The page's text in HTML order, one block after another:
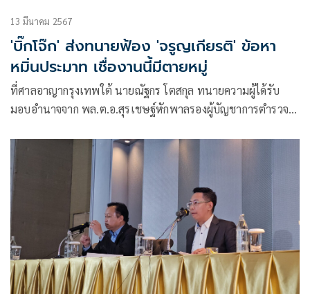
13 มีนาคม 2567
'บิ๊กโจ๊ก' ส่งทนายฟ้อง 'จรูญเกียรติ' ข้อหา
หมิ่นประมาท เชื่องานนี้มีตายหมู่
ที่ศาลอาญากรุงเทพใต้ นายณัฐกร โตสกุล ทนายความผู้ได้รับ
มอบอำนาจจาก พล.ต.อ.สุรเชษฐ์หักพาลรองผู้บัญชาการตำรวจ